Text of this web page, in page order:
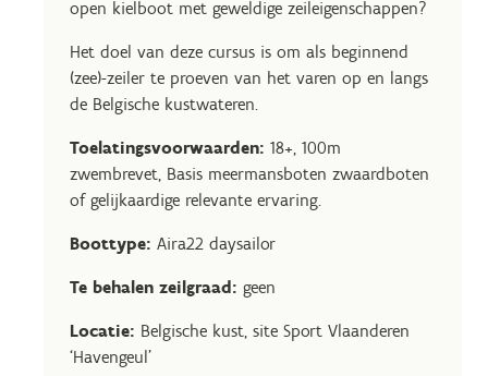
open kielboot met geweldige zeileigenschappen?
Het doel van deze cursus is om als beginnend
(zee)-zeiler te proeven van het varen op en langs
de Belgische kustwateren.
Toelatingsvoorwaarden: 18+, 100m
zwembrevet, Basis meermansboten zwaardboten
of gelijkaardige relevante ervaring.
Boottype: Aira22 daysailor
Te behalen zeilgraad: geen
Locatie: Belgische kust, site Sport Vlaanderen
‘Havengeul’